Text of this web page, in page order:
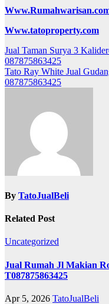
Www.tatoproperty.com
Post
navigation
Jual Taman Surya 3
087875863425
Tato Ray White Jual
087875863425
By TatoJualBeli
Related Post
Uncategorized
Jual Rumah Jl Makian
T087875863425
Apr 5, 2026 TatoJualBeli